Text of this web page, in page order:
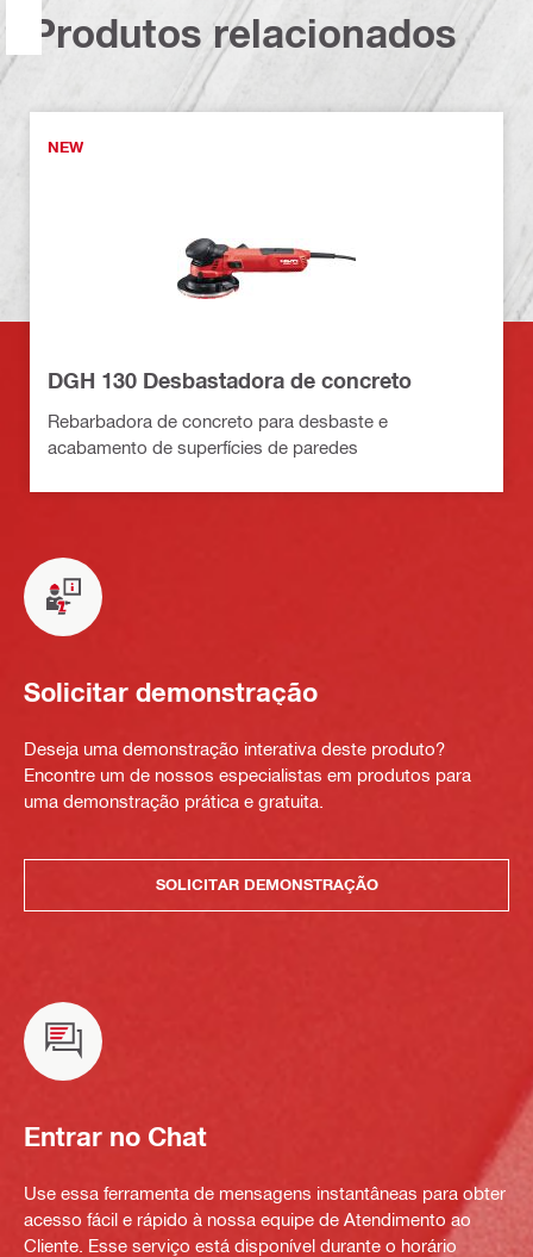
Produtos relacionados
NEW
DGH 130 Desbastadora de concreto
Rebarbadora de concreto para desbaste e
acabamento de superfícies de paredes
Solicitar demonstração
Deseja uma demonstração interativa deste produto?
Encontre um de nossos especialistas em produtos para
uma demonstração prática e gratuita.
SOLICITAR DEMONSTRAÇÃO
Entrar no Chat
Use essa ferramenta de mensagens instantâneas para obter
acesso fácil e rápido à nossa equipe de Atendimento ao
Cliente. Esse serviço está disponível durante o horário